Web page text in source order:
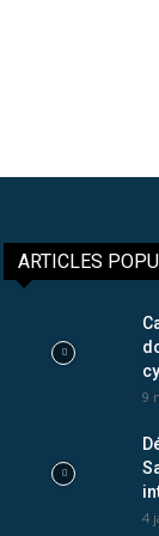
ARTICLES
9
4